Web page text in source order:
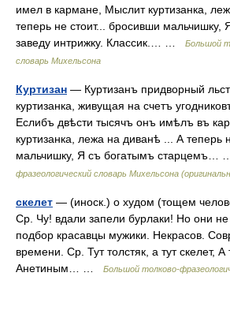
имел в кармане, Мыслит куртизанка,
теперь не стоит... бросивши мальчишку,
заведу интрижку. Классик.… …
Большой
словарь Михельсона
Куртизан — Куртизанъ придворный
куртизанка, живущая на счетъ
Еслибъ двѣсти тысячъ онъ имѣлъ въ
куртизанка, лежа на диванѣ ... А теперь
мальчишку, Я съ богатымъ старцемъ…
фразеологический словарь Михельсона
скелет — (иноск.) о худом (тощем
Ср. Чу! вдали запели бурлаки! Но они
подбор красавцы мужики. Некрасов.
времени. Ср. Тут толстяк, а тут скелет,
Анетиным… …
Большой толково-